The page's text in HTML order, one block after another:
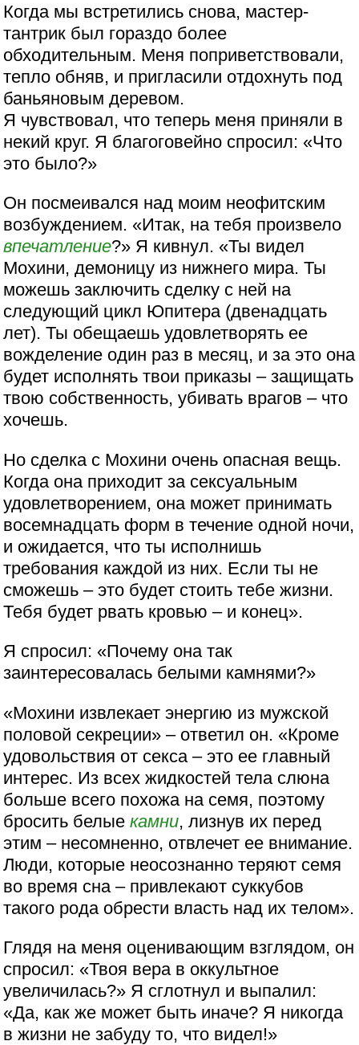
Когда мы встретились снова, мастер-
тантрик был гораздо более
обходительным. Меня поприветствовали,
тепло обняв, и пригласили отдохнуть под
баньяновым деревом.
Я чувствовал, что теперь меня приняли в
некий круг. Я благоговейно спросил: «Что
это было?»
Он посмеивался над моим неофитским
возбуждением. «Итак, на тебя произвело
впечатление?» Я кивнул. «Ты видел
Мохини, демоницу из нижнего мира. Ты
можешь заключить сделку с ней на
следующий цикл Юпитера (двенадцать
лет). Ты обещаешь удовлетворять ее
вожделение один раз в месяц, и за это она
будет исполнять твои приказы – защищать
твою собственность, убивать врагов – что
хочешь.
Но сделка с Мохини очень опасная вещь.
Когда она приходит за сексуальным
удовлетворением, она может принимать
восемнадцать форм в течение одной ночи,
и ожидается, что ты исполнишь
требования каждой из них. Если ты не
сможешь – это будет стоить тебе жизни.
Тебя будет рвать кровью – и конец».
Я спросил: «Почему она так
заинтересовалась белыми камнями?»
«Мохини извлекает энергию из мужской
половой секреции» – ответил он. «Кроме
удовольствия от секса – это ее главный
интерес. Из всех жидкостей тела слюна
больше всего похожа на семя, поэтому
бросить белыекамни, лизнув их перед
этим – несомненно, отвлечет ее внимание.
Люди, которые неосознанно теряют семя
во время сна – привлекают суккубов
такого рода обрести власть над их телом».
Глядя на меня оценивающим взглядом, он
спросил: «Твоя вера в оккультное
увеличилась?» Я сглотнул и выпалил:
«Да, как же может быть иначе? Я никогда
в жизни не забуду то, что видел!»